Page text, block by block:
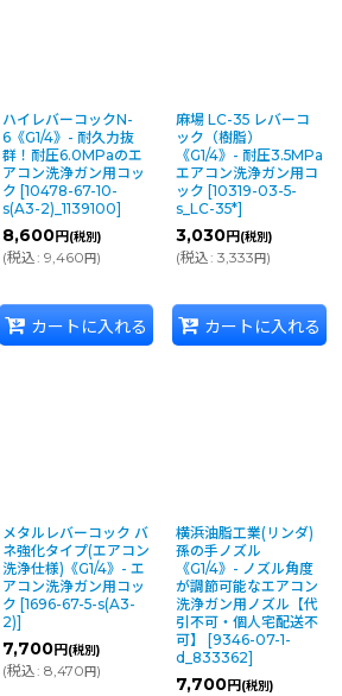
ハイレバーコックN-
6《G1/4》- 耐久力抜
群！耐圧6.0MPaのエ
アコン洗浄ガン用コッ
ク [10478-67-10-
s(A3-2)_1139100]
8,600円 (税別)
(税込: 9,460 円)
カートに入れる
麻場 LC-35 レバーコ
ック（樹脂）
《G1/4》- 耐圧3.5MPa
エアコン洗浄ガン用コ
ック [10319-03-5-
s_LC-35*]
3,030円 (税別)
(税込: 3,333 円)
カートに入れる
メタルレバーコック バ
ネ強化タイプ(エアコン
洗浄仕様)《G1/4》- エ
アコン洗浄ガン用コッ
ク [1696-67-5-s(A3-
2)]
7,700円 (税別)
(税込: 8,470 円)
横浜油脂工業(リンダ)
孫の手ノズル
《G1/4》- ノズル角度
が調節可能なエアコン
洗浄ガン用ノズル【代
引不可・個人宅配送不
可】
[9346-07-1-
d_833362]
7,700円 (税別)